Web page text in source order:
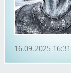
16.09.2025 16:31